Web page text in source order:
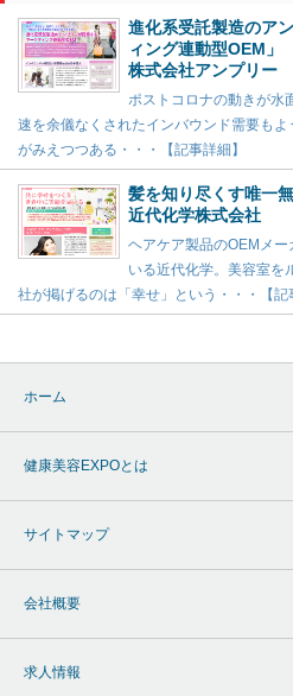
進化系受託製造のア
ィング連動型OEM」
株式会社アンプリー
ポストコロナの動きが水
速を余儀なくされたインバウンド需要も
がみえつつある・・・【記事詳細】
髪を知り尽くす唯一
近代化学株式会社
ヘアケア製品のOEMメ
いる近代化学。美容室を
社が掲げるのは「幸せ」という・・・【記
ホーム
健康美容EXPOとは
サイトマップ
会社概要
求人情報